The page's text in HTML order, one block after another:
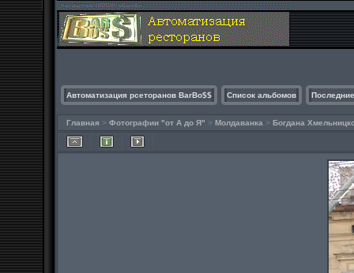
Автоматизация рсеторанов BarBo$$ Список альбомов
Главная > Фотографии "от А до Я" > Молдаванка > Богдана